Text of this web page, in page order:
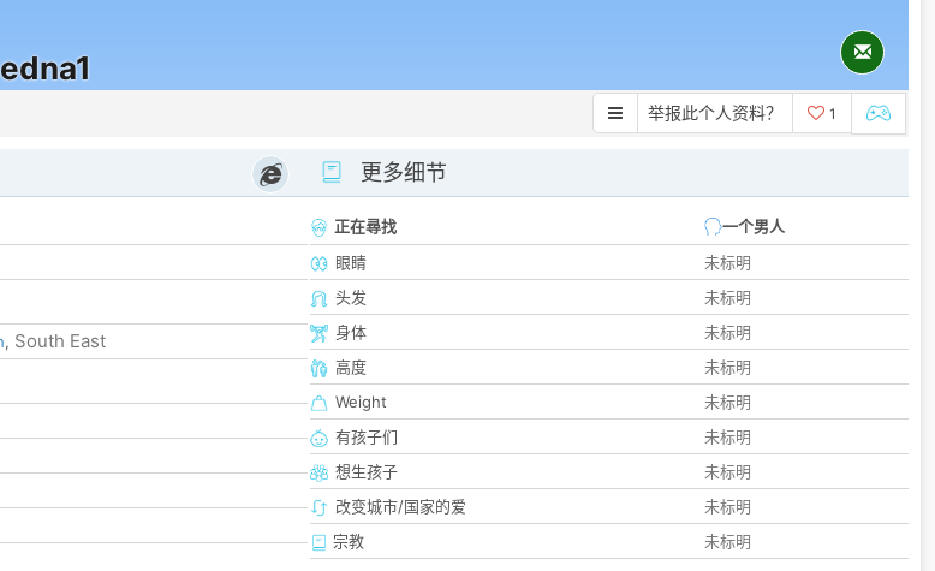
举报此个人资料？ 1
, South East
更多细节
正在尋找
一个男人
眼睛
未标明
头发
未标明
身体
未标明
高度
未标明
Weight
未标明
有孩子们
未标明
想生孩子
未标明
改变城市/国家的爱
未标明
宗教
未标明